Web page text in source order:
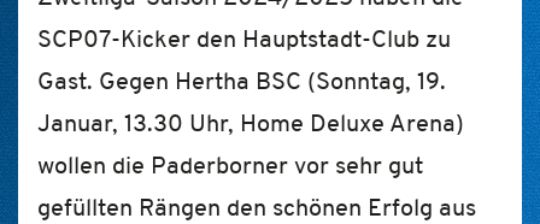
SCP07-Kicker den Hauptstadt-Club zu
Gast. Gegen Hertha BSC (Sonntag, 19.
Januar, 13.30 Uhr, Home Deluxe Arena)
wollen die Paderborner vor sehr gut
gefüllten Rängen den schönen Erfolg aus